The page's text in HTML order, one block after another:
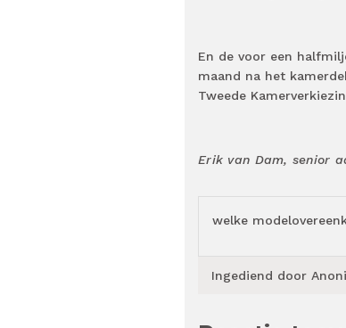
En de voor een
maand na het
Tweede
Erik van Dam, senior
welke
Ingediend door